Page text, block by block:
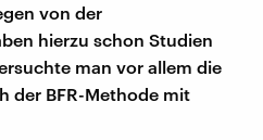
von der
hierzu schon Studien
man vor allem die
der BFR-Methode mit